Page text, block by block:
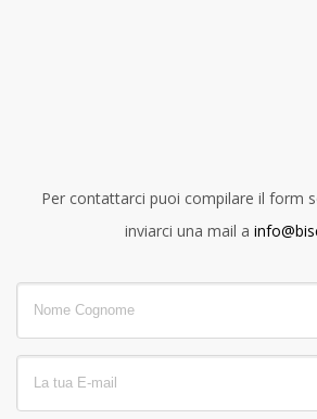
Per contattarci puoi compilare il form
inviarci una mail a